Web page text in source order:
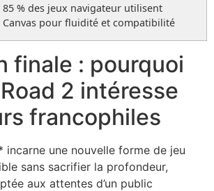
85 % des jeux navigateur utilisent
Canvas pour fluidité et compatibilité
finale : pourquoi
2 intéresse
francophiles
incarne une nouvelle forme de jeu
sans sacrifier la profondeur,
aux attentes d’un public